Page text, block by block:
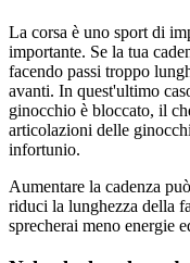
La corsa è uno sport di
importante. Se la tua
facendo passi troppo
avanti. In quest'ultimo
ginocchio è bloccato, il
articolazioni delle
infortunio.
Aumentare la cadenza
riduci la lunghezza della
sprecherai meno energie